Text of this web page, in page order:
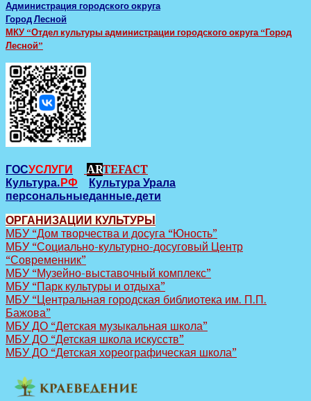
Администрация городского округа
Город Лесной
МКУ “Отдел культуры администрации городского округа “Город
Лесной”
ГОСУСЛУГИ ARTEFACT
Культура. РФ
Культура Урала
персональныеданные.дети
ОРГАНИЗАЦИИ КУЛЬТУРЫ
МБУ “Дом творчества и досуга “Юность”
МБУ “Социально-культурно-досуговый Центр
“Современник”
МБУ “Музейно-выставочный комплекс”
МБУ “Парк культуры и отдыха”
МБУ “Центральная городская библиотека им. П.П.
Бажова”
МБУ ДО “Детская музыкальная школа”
МБУ ДО “Детская школа искусств”
МБУ ДО “Детская хореографическая школа”